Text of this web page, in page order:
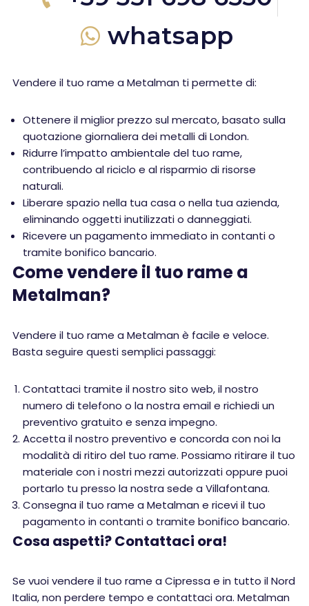
whatsapp
Vendere il tuo rame a Metalman ti permette di:
Ottenere il miglior prezzo sul mercato, basato sulla
quotazione giornaliera dei metalli di London.
Ridurre l’impatto ambientale del tuo rame,
contribuendo al riciclo e al risparmio di risorse
naturali.
Liberare spazio nella tua casa o nella tua azienda,
eliminando oggetti inutilizzati o danneggiati.
Ricevere un pagamento immediato in contanti o
tramite bonifico bancario.
Come vendere il tuo rame a
Metalman?
Vendere il tuo rame a Metalman è facile e veloce.
Basta seguire questi semplici passaggi:
Contattaci tramite il nostro sito web, il nostro
numero di telefono o la nostra email e richiedi un
preventivo gratuito e senza impegno.
Accetta il nostro preventivo e concorda con noi la
modalità di ritiro del tuo rame. Possiamo ritirare il tuo
materiale con i nostri mezzi autorizzati oppure puoi
portarlo tu presso la nostra sede a Villafontana.
Consegna il tuo rame a Metalman e ricevi il tuo
pagamento in contanti o tramite bonifico bancario.
Cosa aspetti? Contattaci ora!
Se vuoi vendere il tuo rame a Cipressa e in tutto il Nord
Italia, non perdere tempo e contattaci ora. Metalman